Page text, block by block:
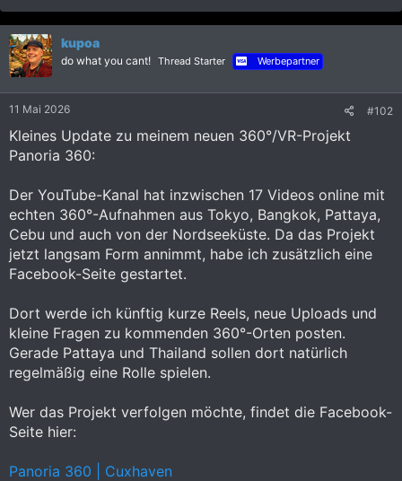
a
k
t
i
o
n
kupoa
do what you cant! Thread Starter Werbepartner
11 Mai 2026 #102
Kleines Update zu meinem neuen 360°/VR-Projekt
Panoria 360:
Der YouTube-Kanal hat inzwischen 17 Videos online mit
echten 360°-Aufnahmen aus Tokyo, Bangkok, Pattaya,
Cebu und auch von der Nordseeküste. Da das Projekt
jetzt langsam Form annimmt, habe ich zusätzlich eine
Facebook-Seite gestartet.
Dort werde ich künftig kurze Reels, neue Uploads und
kleine Fragen zu kommenden 360°-Orten posten.
Gerade Pattaya und Thailand sollen dort natürlich
regelmäßig eine Rolle spielen.
Wer das Projekt verfolgen möchte, findet die Facebook-
Seite hier:
Panoria 360 | Cuxhaven